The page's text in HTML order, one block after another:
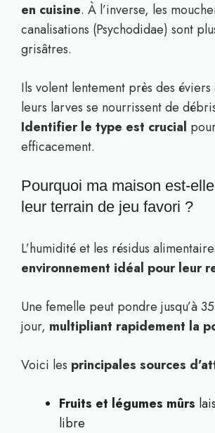
en cuisine. À l’inverse, les
canalisations (Psychodidae) sont
grisâtres.
Ils volent lentement près des
leurs larves se nourrissent de
Identifier le type est crucial
efficacement.
Pourquoi ma maison est-
leur terrain de jeu favori ?
L’humidité et les résidus
environnement idéal pour leur
Une femelle peut pondre jusqu’à
jour, multipliant rapidement la
Voici les principales sources
Fruits et légumes mûrs
libre